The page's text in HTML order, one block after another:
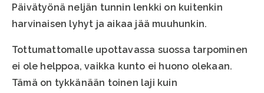
Päivätyönä neljän tunnin lenkki on kuitenkin
harvinaisen lyhyt ja aikaa jää muuhunkin.
Tottumattomalle upottavassa suossa tarpominen
ei ole helppoa, vaikka kunto ei huono olekaan.
Tämä on tykkänään toinen laji kuin